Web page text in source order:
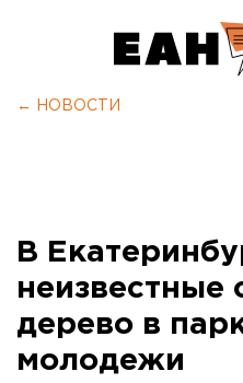
← НОВОСТИ
В
неизвестные
дерево в
молодежи